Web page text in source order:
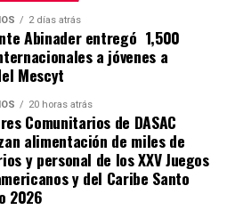
2 días atrás
Abinader entregó 1,500
a jóvenes a
Mescyt
20 horas atrás
Comunitarios de DASAC
alimentación de miles de
y personal de los XXV Juegos
y del Caribe Santo
2026